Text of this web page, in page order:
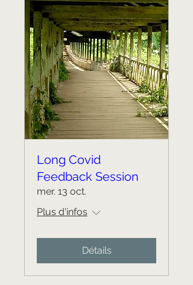
Long Covid
Feedback Session
mer. 13 oct.
Plus d'infos
Détails